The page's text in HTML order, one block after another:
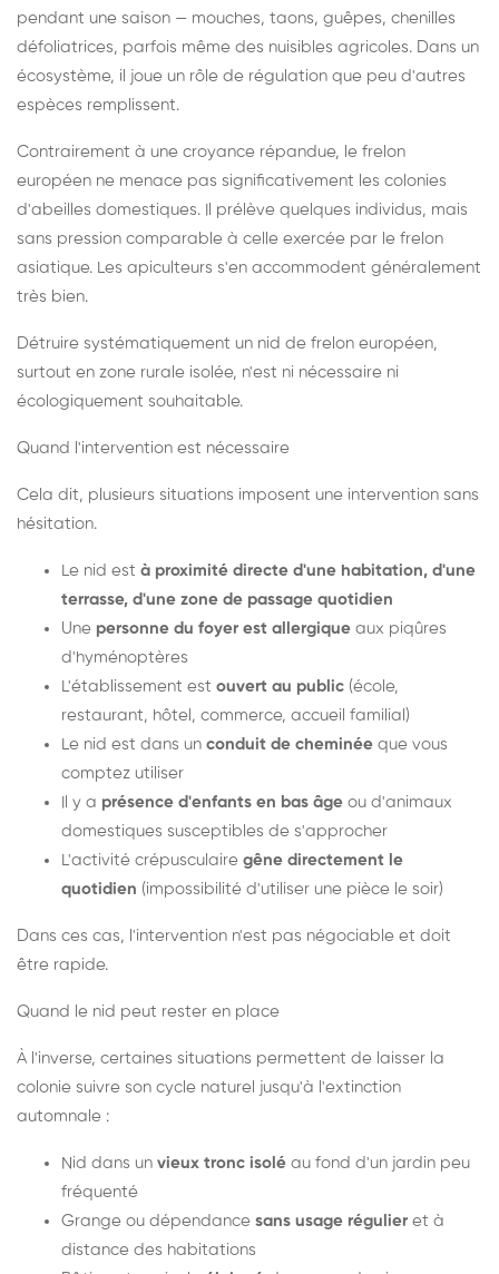
pendant une saison — mouches, taons, guêpes, chenilles
défoliatrices, parfois même des nuisibles agricoles. Dans un
écosystème, il joue un rôle de régulation que peu d'autres
espèces remplissent.
Contrairement à une croyance répandue, le frelon
européen ne menace pas significativement les colonies
d'abeilles domestiques. Il prélève quelques individus, mais
sans pression comparable à celle exercée par le frelon
asiatique. Les apiculteurs s'en accommodent généralement
très bien.
Détruire systématiquement un nid de frelon européen,
surtout en zone rurale isolée, n'est ni nécessaire ni
écologiquement souhaitable.
Quand l'intervention est nécessaire
Cela dit, plusieurs situations imposent une intervention sans
hésitation.
Le nid est à proximité directe d'une habitation, d'une
terrasse, d'une zone de passage quotidien
Une personne du foyer est allergique aux piqûres
d'hyménoptères
L'établissement est ouvert au public (école,
restaurant, hôtel, commerce, accueil familial)
Le nid est dans un conduit de cheminée que vous
comptez utiliser
Il y a présence d'enfants en bas âge ou d'animaux
domestiques susceptibles de s'approcher
L'activité crépusculaire gêne directement le
quotidien (impossibilité d'utiliser une pièce le soir)
Dans ces cas, l'intervention n'est pas négociable et doit
être rapide.
Quand le nid peut rester en place
À l'inverse, certaines situations permettent de laisser la
colonie suivre son cycle naturel jusqu'à l'extinction
automnale :
Nid dans un vieux tronc isolé au fond d'un jardin peu
fréquenté
Grange ou dépendance sans usage régulier et à
distance des habitations